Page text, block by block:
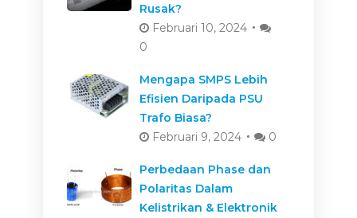
Rusak?
Februari 10, 2024
0
Mengapa SMPS Lebih
Efisien Daripada PSU
Trafo Biasa?
Februari 9, 2024
0
Perbedaan Phase dan
Polaritas Dalam
Kelistrikan & Elektronik